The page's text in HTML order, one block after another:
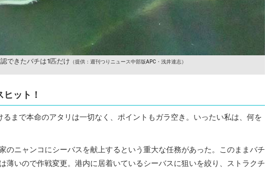
できたバチは1匹だけ （提供：週刊つりニュース中部版APC・浅井達志）
ット！
まで本命のアタリは一切なく、ポイントもガラ空き。いったい私は、何を
のニャンコにシーバスを献上するという重大な任務があった。このままバチ
薄いので作戦変更。港内に居着いているシーバスに狙いを絞り、ストラクチ